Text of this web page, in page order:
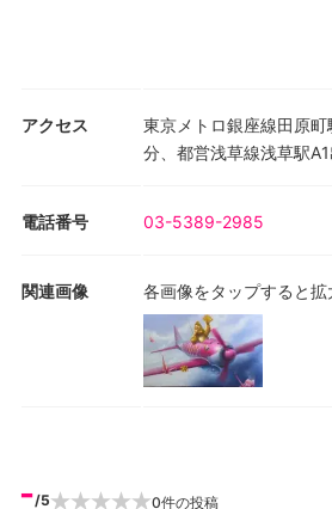
アクセス
東京メトロ銀座線田原
分、都営浅草線浅草駅
電話番号 03-5389-2985
関連画像 各画像をタップすると拡
-/5 0件の投稿